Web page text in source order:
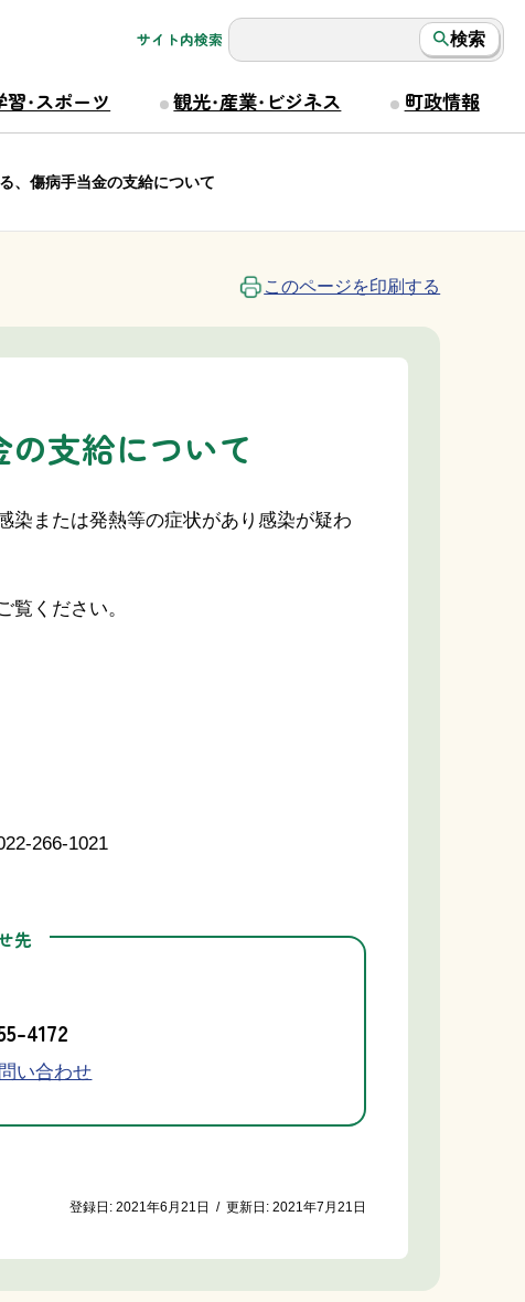
サイト内検索 検索
・スポーツ 観光・産業・ビジネス 町政情報
、傷病手当金の支給について
このページを印刷する
の支給について
または発熱等の症状があり感染が疑わ
覧ください。
266-1021
先
4172
い合わせ
登録日:2021年6月21日 / 更新日:2021年7月21日